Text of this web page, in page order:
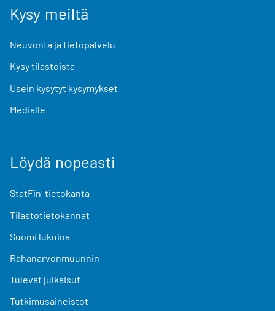
Kysy meiltä
Neuvonta ja tietopalvelu
Kysy tilastoista
Usein kysytyt kysymykset
Medialle
Löydä nopeasti
StatFin-tietokanta
Tilastotietokannat
Suomi lukuina
Rahanarvonmuunnin
Tulevat julkaisut
Tutkimusaineistot